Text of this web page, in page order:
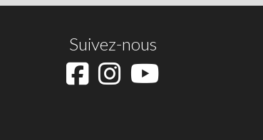
Suivez-nous